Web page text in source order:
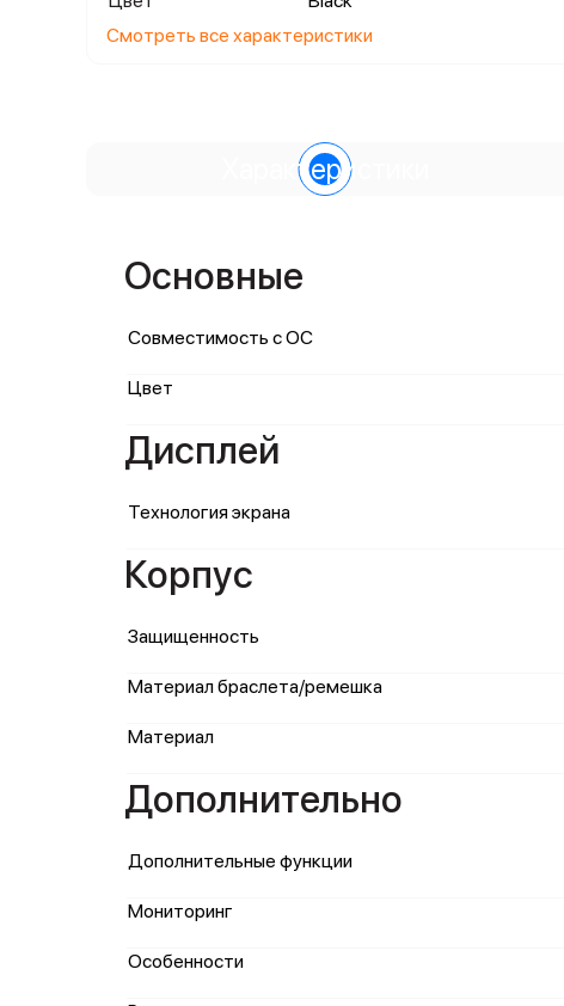
Смотреть все характеристики
Характеристики
Основные
Совместимость с ОС
Цвет
Дисплей
Технология экрана
Корпус
Защищенность
Материал браслета/ремешка
Материал
Дополнительно
Дополнительные функции
Мониторинг
Особенности